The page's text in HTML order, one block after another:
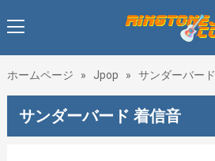
ホームページ » Jpop » サンダーバード
サンダーバード 着信音